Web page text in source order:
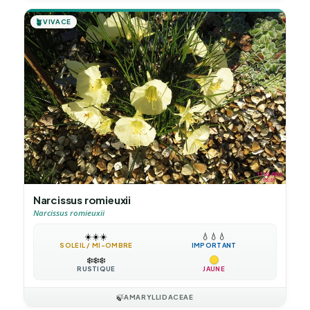
🪴VIVACE
Narcissus romieuxii
Narcissus romieuxii
☀️☀️☀️
SOLEIL / MI-OMBRE
💧 💧 💧
IMPORTANT
❄️❄️❄️
RUSTIQUE JAUNE
🍃AMARYLLIDACEAE